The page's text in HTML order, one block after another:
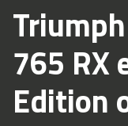
765 RX
Edition